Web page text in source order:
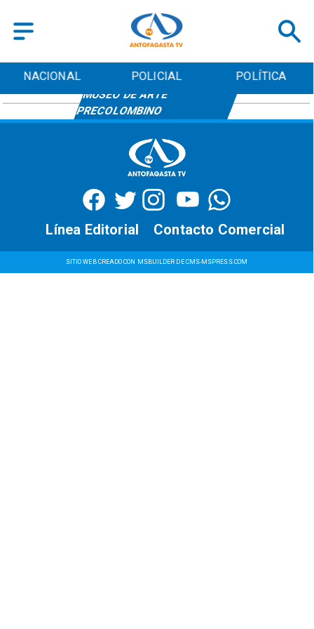
NACIONAL POLICIAL POLÍTICA
MUSEO DE ARTE
PRECOLOMBINO
SITIO WEB CREADO CON MSBUILDER DE CMS-MSPRESS.COM
Contacto Comercial
Línea Editorial